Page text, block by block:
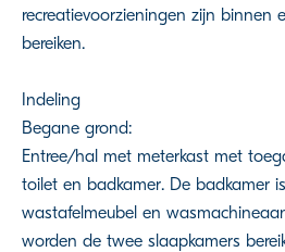
recreatievoorzieningen zijn binnen
bereiken.
Indeling
Begane grond:
Entree/hal met meterkast met
toilet en badkamer. De badkamer
wastafelmeubel en
worden de twee slaapkamers